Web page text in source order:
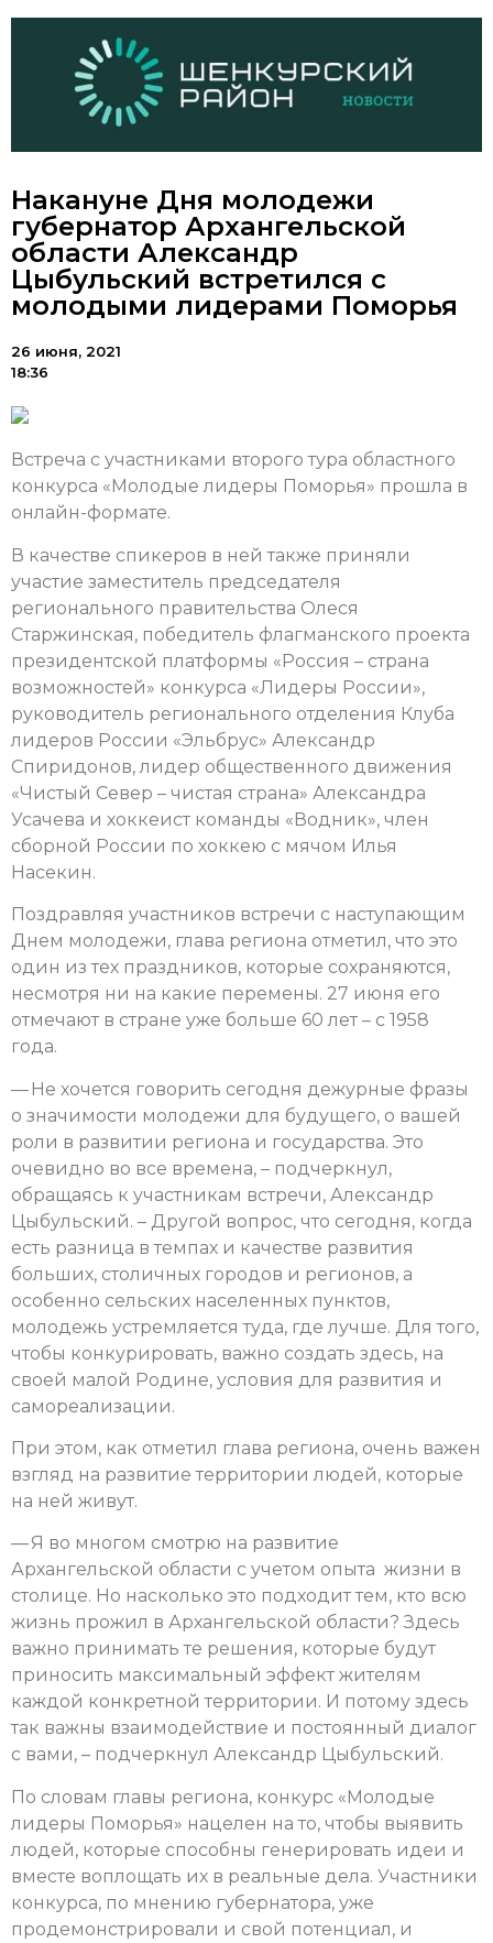
Накануне Дня молодежи
губернатор Архангельской
области Александр
Цыбульский встретился с
молодыми лидерами Поморья
26 июня, 2021
18:36
Встреча с участниками второго тура областного
конкурса «Молодые лидеры Поморья» прошла в
онлайн-формате.
В качестве спикеров в ней также приняли
участие заместитель председателя
регионального правительства Олеся
Старжинская, победитель флагманского проекта
президентской платформы «Россия – страна
возможностей» конкурса «Лидеры России»,
руководитель регионального отделения Клуба
лидеров России «Эльбрус» Александр
Спиридонов, лидер общественного движения
«Чистый Север – чистая страна» Александра
Усачева и хоккеист команды «Водник», член
сборной России по хоккею с мячом Илья
Насекин.
Поздравляя участников встречи с наступающим
Днем молодежи, глава региона отметил, что это
один из тех праздников, которые сохраняются,
несмотря ни на какие перемены. 27 июня его
отмечают в стране уже больше 60 лет – с 1958
года.
— Не хочется говорить сегодня дежурные фразы
о значимости молодежи для будущего, о вашей
роли в развитии региона и государства. Это
очевидно во все времена, – подчеркнул,
обращаясь к участникам встречи, Александр
Цыбульский. – Другой вопрос, что сегодня, когда
есть разница в темпах и качестве развития
больших, столичных городов и регионов, а
особенно сельских населенных пунктов,
молодежь устремляется туда, где лучше. Для того,
чтобы конкурировать, важно создать здесь, на
своей малой Родине, условия для развития и
самореализации.
При этом, как отметил глава региона, очень важен
взгляд на развитие территории людей, которые
на ней живут.
— Я во многом смотрю на развитие
Архангельской области с учетом опыта жизни в
столице. Но насколько это подходит тем, кто всю
жизнь прожил в Архангельской области? Здесь
важно принимать те решения, которые будут
приносить максимальный эффект жителям
каждой конкретной территории. И потому здесь
так важны взаимодействие и постоянный диалог
с вами, – подчеркнул Александр Цыбульский.
По словам главы региона, конкурс «Молодые
лидеры Поморья» нацелен на то, чтобы выявить
людей, которые способны генерировать идеи и
вместе воплощать их в реальные дела. Участники
конкурса, по мнению губернатора, уже
продемонстрировали и свой потенциал, и